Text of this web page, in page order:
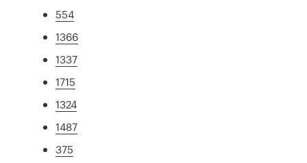
554
1366
1337
1715
1324
1487
375